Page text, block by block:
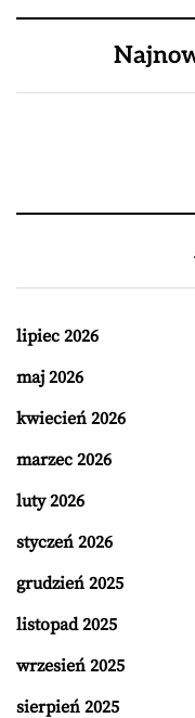
lipiec 2026
maj 2026
kwiecień 2026
marzec 2026
luty 2026
styczeń 2026
grudzień 2025
listopad 2025
wrzesień 2025
sierpień 2025